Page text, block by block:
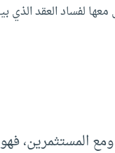
لفساد العقد الذي
ومع المستثمرين،